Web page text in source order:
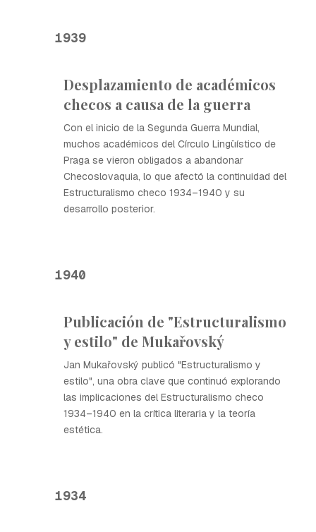
1939
Desplazamiento de académicos
checos a causa de la guerra
Con el inicio de la Segunda Guerra Mundial,
muchos académicos del Círculo Lingüístico de
Praga se vieron obligados a abandonar
Checoslovaquia, lo que afectó la continuidad del
Estructuralismo checo 1934–1940 y su
desarrollo posterior.
1940
Publicación de "Estructuralismo
y estilo" de Mukařovský
Jan Mukařovský publicó "Estructuralismo y
estilo", una obra clave que continuó explorando
las implicaciones del Estructuralismo checo
1934–1940 en la crítica literaria y la teoría
estética.
1934